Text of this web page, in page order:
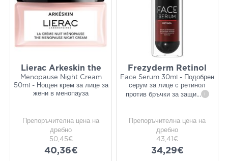
Lierac Arkeskin the
Menopause Night Cream
50ml - Нощен крем за лице за
жени в менопауза
Препоръчителна цена на
дребно
50,45€
40,36€
Frezyderm Retinol
Face Serum 30ml - Подобрен
серум за лице с ретинол
против бръчки за защи... i
Препоръчителна цена на
дребно
43,41€
34,29€